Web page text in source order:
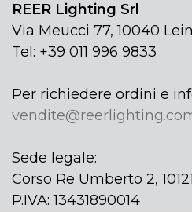
REER Lighting Srl
Via Meucci 77, 10040
Tel: +39 011 996 9833
Per richiedere ordini e
Sede legale:
Corso Re Umberto 2,
P.IVA: 13431890014